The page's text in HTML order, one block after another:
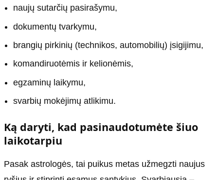
naujų sutarčių pasirašymu,
dokumentų tvarkymu,
brangių pirkinių (technikos, automobilių) įsigijimu,
komandiruotėmis ir kelionėmis,
egzaminų laikymu,
svarbių mokėjimų atlikimu.
Ką daryti, kad pasinaudotumėte šiuo
laikotarpiu
Pasak astrologės, tai puikus metas užmegzti naujus